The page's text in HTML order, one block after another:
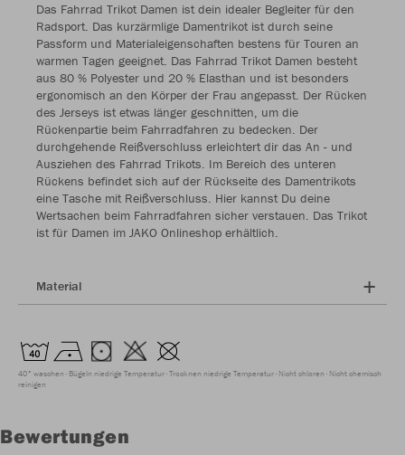
Das Fahrrad Trikot Damen ist dein idealer Begleiter für den
Radsport. Das kurzärmlige Damentrikot ist durch seine
Passform und Materialeigenschaften bestens für Touren an
warmen Tagen geeignet. Das Fahrrad Trikot Damen besteht
aus 80 % Polyester und 20 % Elasthan und ist besonders
ergonomisch an den Körper der Frau angepasst. Der Rücken
des Jerseys ist etwas länger geschnitten, um die
Rückenpartie beim Fahrradfahren zu bedecken. Der
durchgehende Reißverschluss erleichtert dir das An - und
Ausziehen des Fahrrad Trikots. Im Bereich des unteren
Rückens befindet sich auf der Rückseite des Damentrikots
eine Tasche mit Reißverschluss. Hier kannst Du deine
Wertsachen beim Fahrradfahren sicher verstauen. Das Trikot
ist für Damen im JAKO Onlineshop erhältlich.
Material
40° waschen Bügeln niedrige Temperatur Trocknen niedrige Temperatur Nicht chloren Nicht chemisch
reinigen
Bewertungen